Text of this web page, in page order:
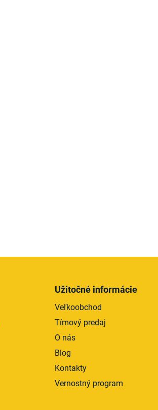
v
Užitočné informácie
Veľkoobchod
Tímový predaj
O nás
Blog
Kontakty
Vernostný program